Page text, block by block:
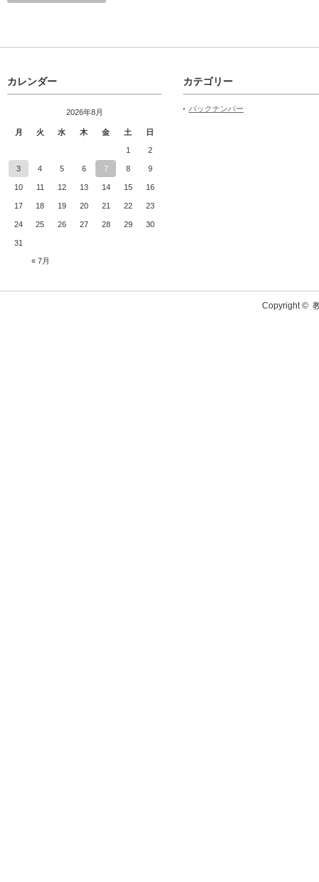
カレンダー
2026年8月
月 火 水 木 金 土 日
« 7月
1 2
3 4 5 6 7 8 9
10 11 12 13 14 15 16
17 18 19 20 21 22 23
24 25 26 27 28 29 30
31
カテゴリー
バックナンバー
Copyright ©